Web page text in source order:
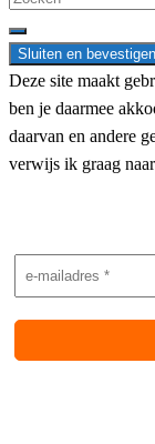
for:
Deze site maakt
ben je daarmee
daarvan en andere
verwijs ik graag